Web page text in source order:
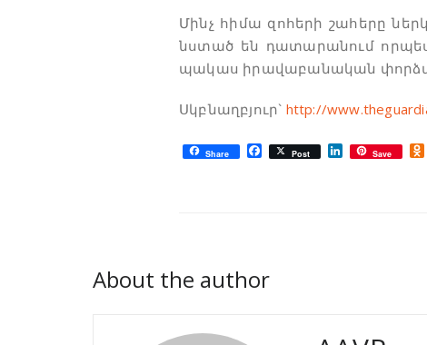
Մինչ հիմա զոհերի շահերը
նստած են դատարանում
պակաս իրավաբանական
Սկբնաղբյուր` http://
Share Facebook
Post LinkedIn
Save
About the author